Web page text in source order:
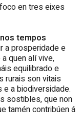
en tres eixes
tempos
a prosperidade e
quen alí vive,
equilibrado e
rurais son vitais
e a biodiversidade.
sostibles, que non
tamén contribúen á